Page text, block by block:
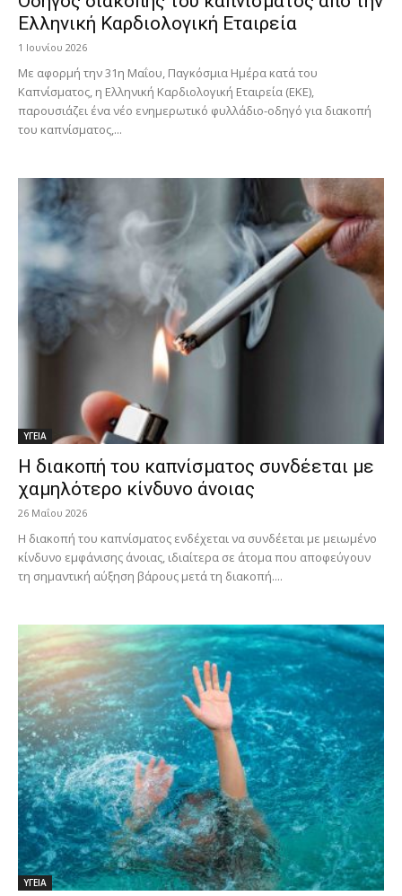
Ελληνική Καρδιολογική Εταιρεία
1 Ιουνίου 2026
Με αφορμή την 31η Μαΐου, Παγκόσμια Ημέρα κατά του
Καπνίσματος, η Ελληνική Καρδιολογική Εταιρεία (ΕΚΕ),
παρουσιάζει ένα νέο ενημερωτικό φυλλάδιο-οδηγό για διακοπή
του καπνίσματος,...
ΥΓΕΙΑ
Η διακοπή του καπνίσματος συνδέεται με
χαμηλότερο κίνδυνο άνοιας
26 Μαΐου 2026
Η διακοπή του καπνίσματος ενδέχεται να συνδέεται με μειωμένο
κίνδυνο εμφάνισης άνοιας, ιδιαίτερα σε άτομα που αποφεύγουν
τη σημαντική αύξηση βάρους μετά τη διακοπή....
ΥΓΕΙΑ